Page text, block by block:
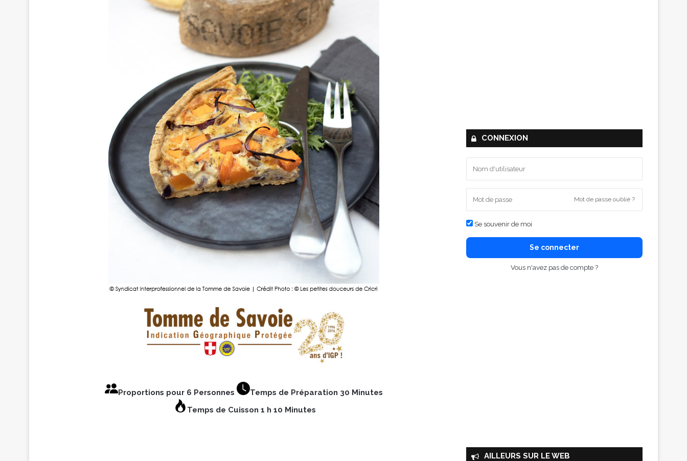
Proportions pour 6 Personnes
Temps de Préparation 30 Minutes
Temps de Cuisson 1 h 10 Minutes
CONNEXION
Mot de passe oublié ?
Se souvenir de moi
Se connecter
Vous n'avez pas de compte ?
AILLEURS SUR LE WEB